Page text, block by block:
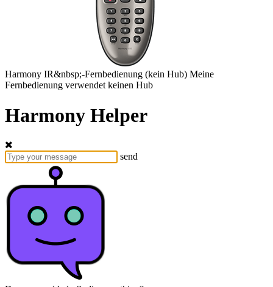
Harmony IR&nbsp;-Fernbedienung (kein Hub) Meine
Fernbedienung verwendet keinen Hub
Harmony Helper
send